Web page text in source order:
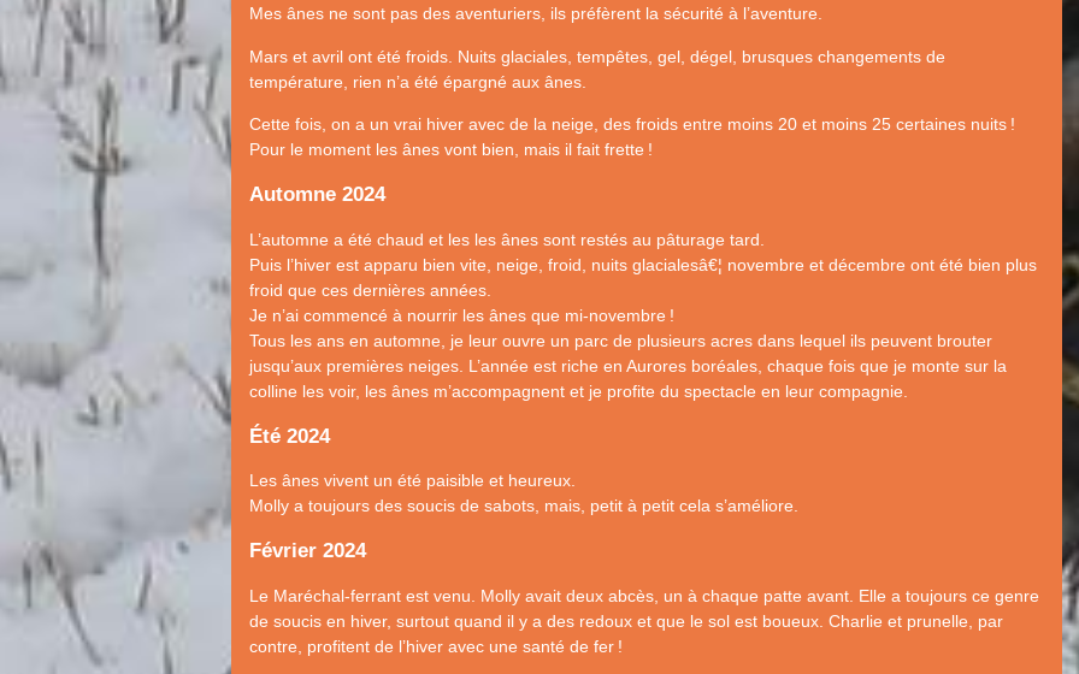
Mes ânes ne sont pas des aventuriers, ils préfèrent la sécurité à l’aventure.
Mars et avril ont été froids. Nuits glaciales, tempêtes, gel, dégel, brusques changements de
température, rien n’a été épargné aux ânes.
Cette fois, on a un vrai hiver avec de la neige, des froids entre moins 20 et moins 25 certaines nuits !
Pour le moment les ânes vont bien, mais il fait frette !
Automne 2024
L’automne a été chaud et les les ânes sont restés au pâturage tard.
Puis l’hiver est apparu bien vite, neige, froid, nuits glacialesâ€¦ novembre et décembre ont été bien plus
froid que ces dernières années.
Je n’ai commencé à nourrir les ânes que mi-novembre !
Tous les ans en automne, je leur ouvre un parc de plusieurs acres dans lequel ils peuvent brouter
jusqu’aux premières neiges. L’année est riche en Aurores boréales, chaque fois que je monte sur la
colline les voir, les ânes m’accompagnent et je profite du spectacle en leur compagnie.
Été 2024
Les ânes vivent un été paisible et heureux.
Molly a toujours des soucis de sabots, mais, petit à petit cela s’améliore.
Février 2024
Le Maréchal-ferrant est venu. Molly avait deux abcès, un à chaque patte avant. Elle a toujours ce genre
de soucis en hiver, surtout quand il y a des redoux et que le sol est boueux. Charlie et prunelle, par
contre, profitent de l’hiver avec une santé de fer !